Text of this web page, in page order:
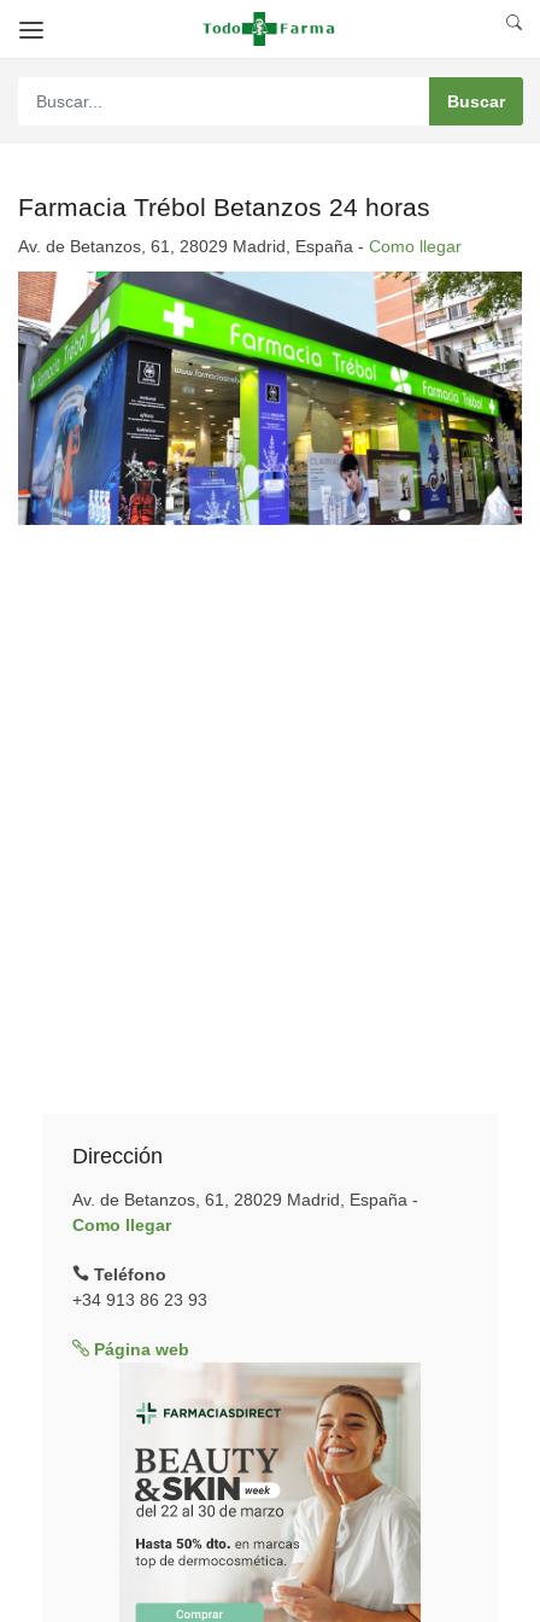
Farmacia Trébol Betanzos 24 horas
Av. de Betanzos, 61, 28029 Madrid, España - Como llegar
Dirección
Av. de Betanzos, 61, 28029 Madrid, España -
Como llegar
Teléfono
+34 913 86 23 93
Página web